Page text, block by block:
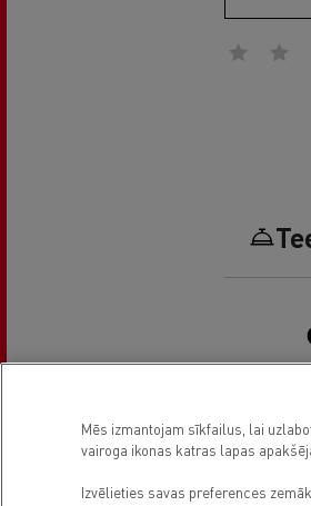
Truck
Mēs izmantojam sīkfailus, lai
vairoga ikonas katras lapas
Izvēlieties savas preferences